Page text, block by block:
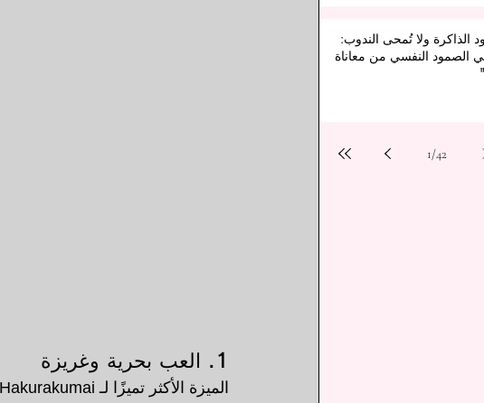
1. العب بحرية وغريزة
الميزة الأكثر تميزًا لـ Hakurakumai هي
الذاكرة ولا تُمحى الندوب:
النفسي من معاناة
1/42